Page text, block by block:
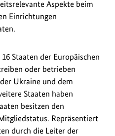
Aspekte beim
Einrichtungen
Staaten der Europäischen
oder betrieben
Ukraine und dem
Staaten haben
besitzen den
Repräsentiert
durch die Leiter der